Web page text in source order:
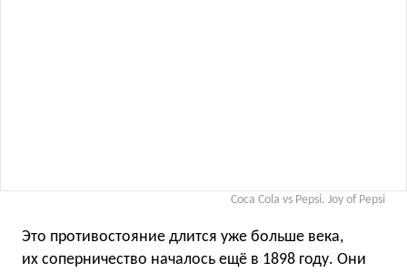
Coca Cola vs Pepsi. Joy of Pepsi
Это противостояние длится уже больше века,
их соперничество началось ещё в 1898 году. Они